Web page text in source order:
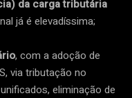
da carga tributária
já é elevadíssima;
, com a adoção de
via tributação no
eliminação de